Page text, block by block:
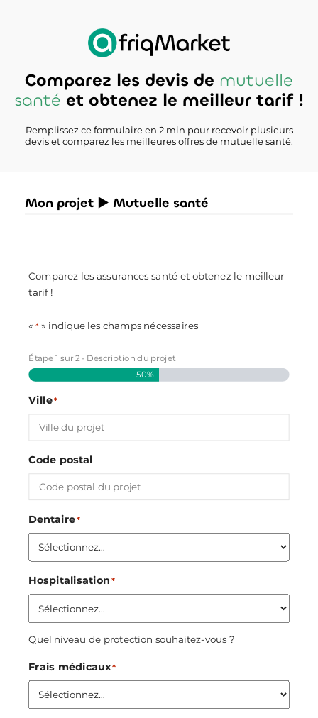
Comparez les devis de mutuelle
santé et obtenez le meilleur tarif !
Remplissez ce formulaire en 2 min pour recevoir plusieurs
devis et comparez les meilleures offres de mutuelle santé.
Mon projet ► Mutuelle santé
Comparez les assurances santé et obtenez le meilleur
tarif !
«* » indique les champs nécessaires
Étape1 sur2 - Description du projet
50%
Ville*
Code postal
Dentaire*
Hospitalisation *
Quel niveau de protection souhaitez-vous ?
Frais médicaux*